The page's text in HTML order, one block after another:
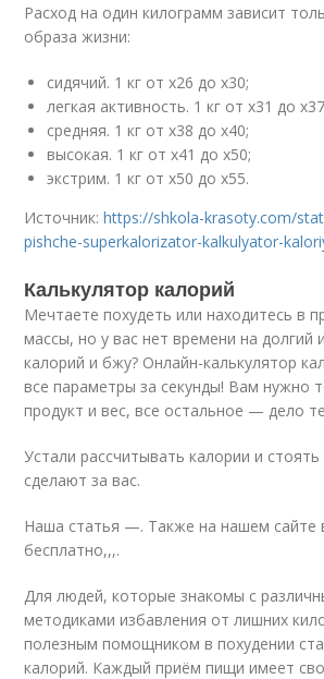
Расход на один килограмм зависит
образа жизни:
сидячий. 1 кг от x26 до x30;
легкая активность. 1 кг от x31 до
средняя. 1 кг от x38 до x40;
высокая. 1 кг от x41 до x50;
экстрим. 1 кг от x50 до x55.
Источник:https://shkola-krasoty.com/
pishche-superkalorizator-kalkulyator-
Калькулятор калорий
Мечтаете похудеть или находитесь в
массы, но у вас нет времени на долгий
калорий и бжу? Онлайн-калькулятор
все параметры за секунды! Вам нужно
продукт и вес, все остальное — дело
Устали рассчитывать калории и стоять
сделают за вас.
Наша статья —. Также на нашем сайте
бесплатно,,,.
Для людей, которые знакомы с
методиками избавления от лишних
полезным помощником в похудении
калорий. Каждый приём пищи имеет